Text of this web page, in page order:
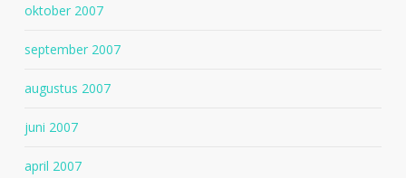
oktober 2007
september 2007
augustus 2007
juni 2007
april 2007